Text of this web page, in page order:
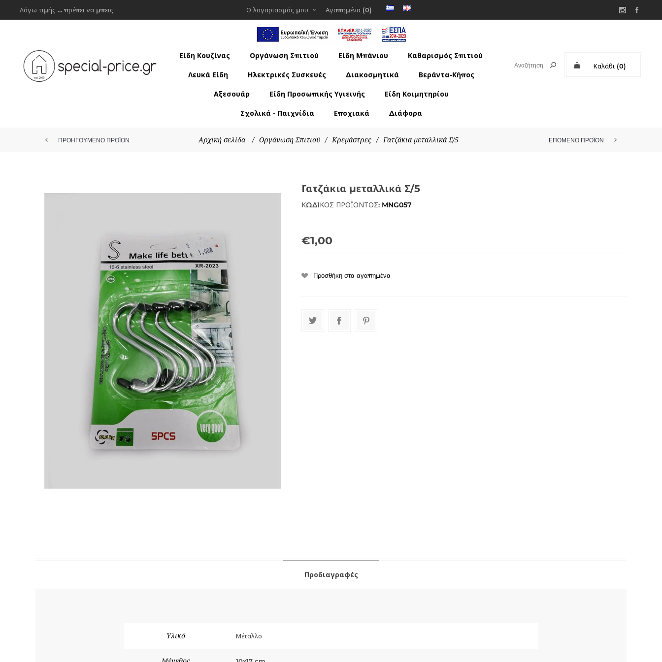
Λόγω τιμής ... πρέπει να μπεις Ο λογαριασμός μου Αγαπημένα (0)
Καλάθι (0)
Είδη Κουζίνας Οργάνωση Σπιτιού Είδη Μπάνιου Καθαρισμός Σπιτιού
Λευκά Είδη Ηλεκτρικές Συσκευές Διακοσμητικά Βεράντα-Κήπος
Αξεσουάρ Είδη Προσωπικής Υγιεινής Είδη Κοιμητηρίου
Σχολικά - Παιχνίδια Εποχιακά Διάφορα
Αρχική σελίδα / Οργάνωση Σπιτιού / Κρεμάστρες / Γατζάκια μεταλλικά Σ/5
ΠΡΟΗΓΟΥΜΕΝΟ ΠΡΟΪΟΝ ΕΠΟΜΕΝΟ ΠΡΟΪΟΝ
Γατζάκια μεταλλικά Σ/5
ΚΩΔΙΚΟΣ ΠΡΟΪΟΝΤΟΣ: MNG057
€1,00
Προδιαγραφές
Υλικό Μέταλλο